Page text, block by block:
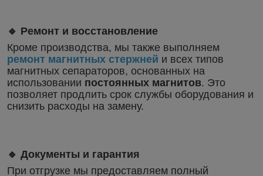
🔹 Ремонт и восстановление
Кроме производства, мы также выполняем
ремонт магнитных стержней и всех типов
магнитных сепараторов, основанных на
использовании постоянных магнитов. Это
позволяет продлить срок службы оборудования и
снизить расходы на замену.
🔹 Документы и гарантия
При отгрузке мы предоставляем полный